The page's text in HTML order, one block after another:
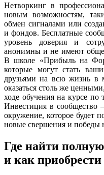
Нетворкинг в
новым возможностям,
обмен сигналами или
и фондов. Бесплатные
уровень доверия и
анонимны и не имеют
В школе «Прибыль на
которые могут стать
друзьями на всю жизнь в
оказаться столь же
ходе обучения на курсе
Инвестиция в сообщество
окружение, которое будет
новые свершения и победы
Где найти
и как приобрести